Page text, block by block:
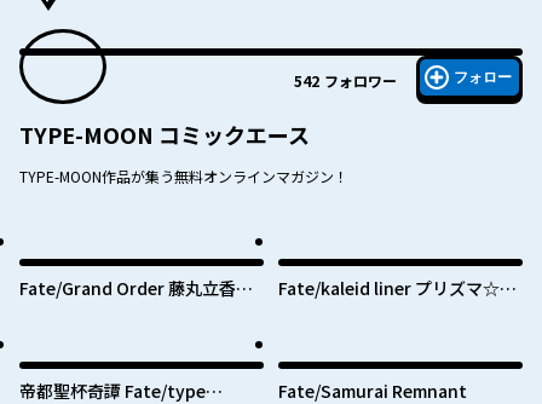
542 フォロワー フォロー
TYPE-MOON コミックエース
TYPE-MOON作品が集う無料オンラインマガジン！
Fate/Grand Order 藤丸立香は
Fate/kaleid liner プリズマ☆イ
帝都聖杯奇譚 Fate/type
Fate/Samurai Remnant